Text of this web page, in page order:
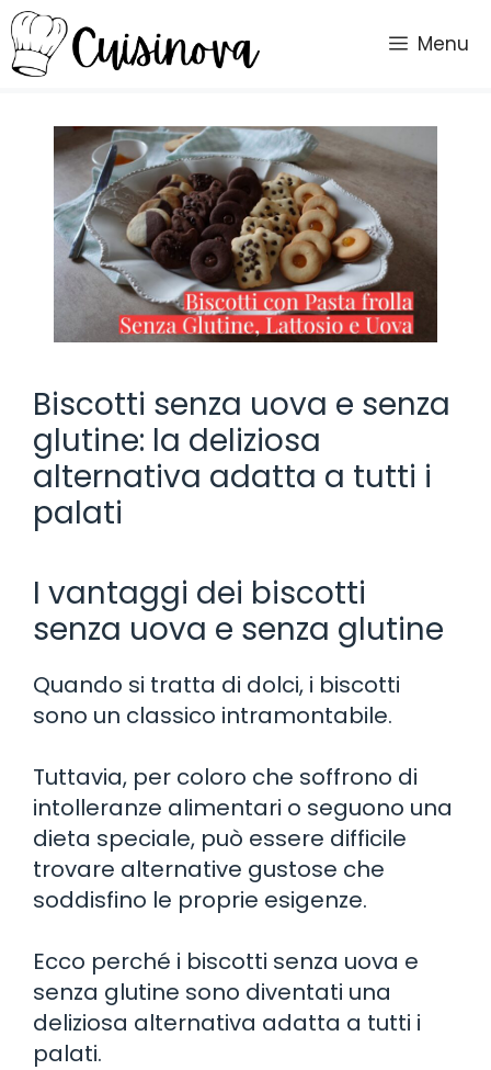
Vai
al
contenuto
Menu
Biscotti senza uova e senza
glutine: la deliziosa
alternativa adatta a tutti i
palati
I vantaggi dei biscotti
senza uova e senza glutine
Quando si tratta di dolci, i biscotti
sono un classico intramontabile.
Tuttavia, per coloro che soffrono di
intolleranze alimentari o seguono una
dieta speciale, può essere difficile
trovare alternative gustose che
soddisfino le proprie esigenze.
Ecco perché i biscotti senza uova e
senza glutine sono diventati una
deliziosa alternativa adatta a tutti i
palati.